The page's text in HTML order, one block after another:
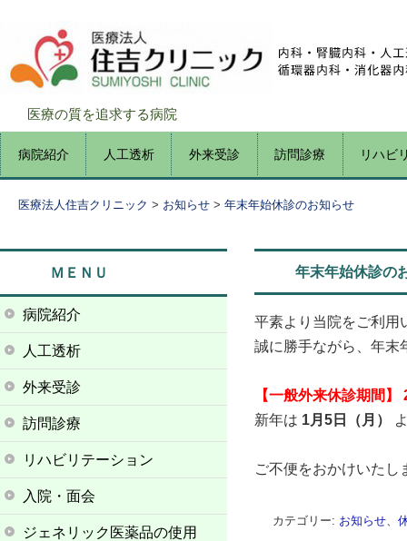
医療の質を追求する病院
メインメニュー
動
病院紹介 人工透析 外来受診 訪問診療 リハビ
医療法人住吉クリニック > お知らせ > 年末年始休診のお知らせ
年末年始休診の
平素より当院をご利用
誠に勝手ながら、年末
【一般外来休診期間】
新年は 1月5日（月）
ご不便をおかけいたし
カテゴリー: お知らせ、
ＭＥＮＵ
病院紹介
人工透析
外来受診
訪問診療
リハビリテーション
入院・面会
ジェネリック医薬品の使用